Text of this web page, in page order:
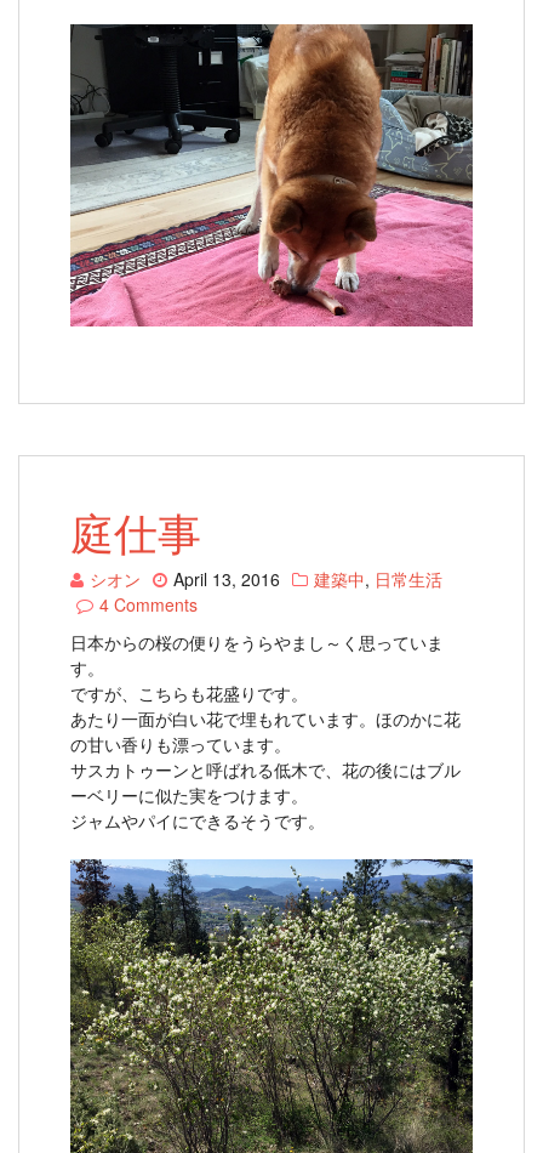
庭仕事
シオン April 13, 2016 建築中, 日常生活
4 Comments
日本からの桜の便りをうらやまし～く思っていま
す。
ですが、こちらも花盛りです。
あたり一面が白い花で埋もれています。ほのかに花
の甘い香りも漂っています。
サスカトゥーンと呼ばれる低木で、花の後にはブル
ーベリーに似た実をつけます。
ジャムやパイにできるそうです。